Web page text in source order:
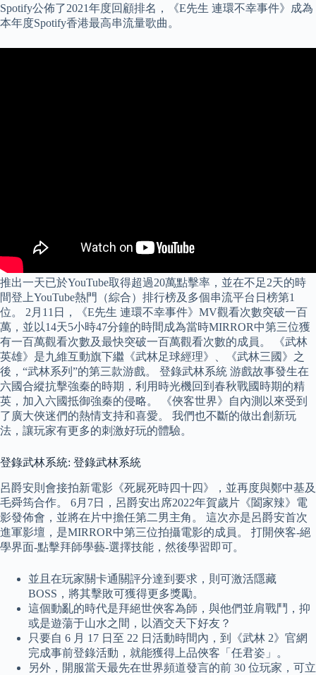
Spotify公佈了2021年度回顧排名，《E先生 連環不幸事件》成為
本年度Spotify香港最高串流量歌曲。
推出一天已於YouTube取得超過20萬點擊率，並在不足2天的時
間登上YouTube熱門（綜合）排行榜及多個串流平台日榜第1
位。 2月11日，《E先生 連環不幸事件》MV觀看次數突破一百
萬，並以14天5小時47分鐘的時間成為當時MIRROR中第三位獲
有一百萬觀看次數及最快突破一百萬觀看次數的成員。 《武林
英雄》是九維互動旗下繼《武林足球經理》、《武林三國》之
後，“武林系列”的第三款游戲。 登錄武林系統 游戲故事發生在
六國合縱抗擊強秦的時期，利用時光機回到春秋戰國時期的精
英，加入六國抵御強秦的侵略。 《俠客世界》自內測以來受到
了廣大俠迷們的熱情支持和喜愛。 我們也不斷的做出創新玩
法，讓玩家有更多的刺激好玩的體驗。
登錄武林系統: 登錄武林系統
呂爵安則會接拍新電影《死屍死時四十四》，並再度與鄭中基及
毛舜筠合作。 6月7日，呂爵安出席2022年賀歲片《闔家辣》電
影發佈會，並將在片中擔任第二男主角。 這次亦是呂爵安首次
進軍影壇，是MIRROR中第三位拍攝電影的成員。 打開俠客-絕
學界面-點擊拜師學藝-選擇技能，然後學習即可。
並且在玩家關卡通關評分達到要求，則可激活隱藏
BOSS，將其擊敗可獲得更多獎勵。
這個動亂的時代是拜絕世俠客為師，與他們並肩戰鬥，抑
或是遊蕩于山水之間，以酒交天下好友？
只要自 6 月 17 日至 22 日活動時間內，到《武林 2》官網
完成事前登錄活動，就能獲得上品俠客「任君姿」。
另外，開服當天最先在世界頻道發言的前 30 位玩家，可立